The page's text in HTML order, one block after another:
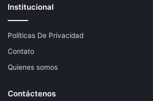
Institucional
Políticas De Privacidad
Contato
Quienes somos
Contáctenos